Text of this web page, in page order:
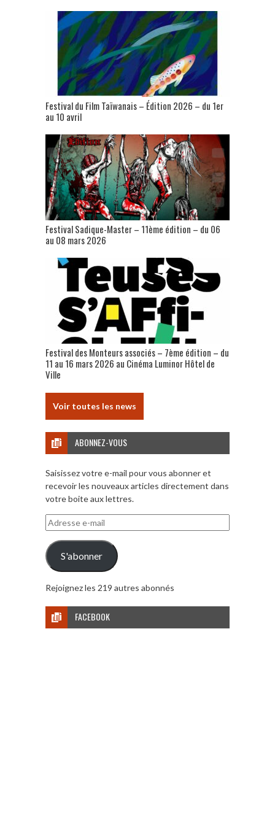
Festival du Film Taïwanais – Édition 2026 – du 1er
au 10 avril
Festival Sadique-Master – 11ème édition – du 06
au 08 mars 2026
Festival des Monteurs associés – 7ème édition – du
11 au 16 mars 2026 au Cinéma Luminor Hôtel de
Ville
Voir toutes les news
ABONNEZ-VOUS
Saisissez votre e-mail pour vous abonner et
recevoir les nouveaux articles directement dans
votre boite aux lettres.
Adresse
e-
mail
S'abonner
Rejoignez les 219 autres abonnés
FACEBOOK